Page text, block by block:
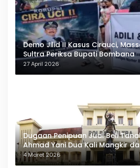
Demo Jilid II Kasus Cirauci,
Sultra Periksa Bupati Bombana
27 April 2026
Dugaan Penipuan Jual Beli
Ahmad Yani Dua Kali Mangkir
Polda Sultra
4 Maret 2026